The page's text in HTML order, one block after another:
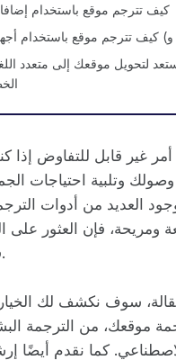
كيف تترجم موقع باستخدام
لتحويل موقعك إلى متعدد
غير قابل للتفاوض
وتلبية احتياجات
العديد من أدوات
ومريحة، فإن العثور على
قد يبدو مربكًا.
سوف نكشف لك
موقعك، من الترجمة
كما نقدم أيضًا